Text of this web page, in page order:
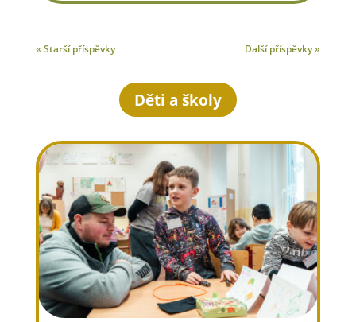
« Starší příspěvky Další příspěvky »
Děti a školy